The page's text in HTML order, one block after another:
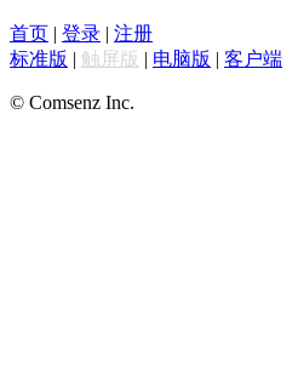
首页 | 登录 | 注册
标准版 | 触屏版 | 电脑版 | 客户端
© Comsenz Inc.